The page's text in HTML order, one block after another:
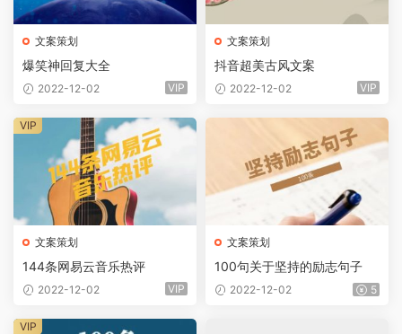
文案策划
爆笑神回复大全
2022-12-02 VIP
文案策划
抖音超美古风文案
2022-12-02 VIP
文案策划
144条网易云音乐热评
2022-12-02 VIP
VIP
文案策划
100句关于坚持的励志句子
2022-12-02 5
VIP